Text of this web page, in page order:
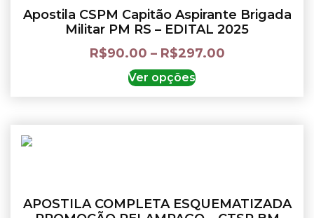
Apostila CSPM Capitão Aspirante Brigada
Militar PM RS – EDITAL 2025
R$90.00 – R$297.00
Ver opções
APOSTILA COMPLETA ESQUEMATIZADA